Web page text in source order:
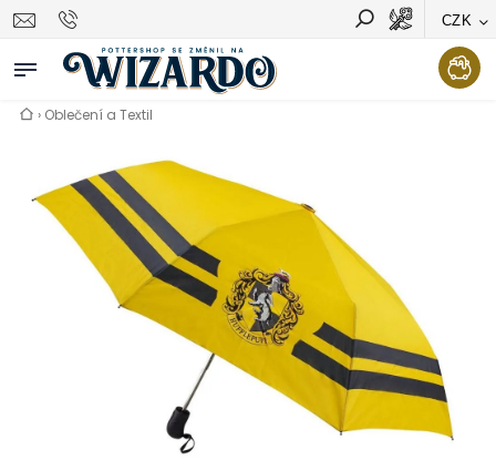
CZK
Vyhledávání Hledat
› Oblečení a Textil